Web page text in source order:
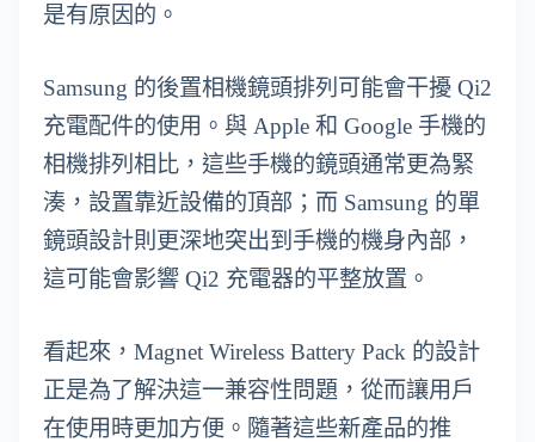
是有原因的。
Samsung 的後置相機鏡頭排列可能會干擾 Qi2
充電配件的使用。與 Apple 和 Google 手機的
相機排列相比，這些手機的鏡頭通常更為緊
湊，設置靠近設備的頂部；而 Samsung 的單
鏡頭設計則更深地突出到手機的機身內部，
這可能會影響 Qi2 充電器的平整放置。
看起來，Magnet Wireless Battery Pack 的設計
正是為了解決這一兼容性問題，從而讓用戶
在使用時更加方便。隨著這些新產品的推